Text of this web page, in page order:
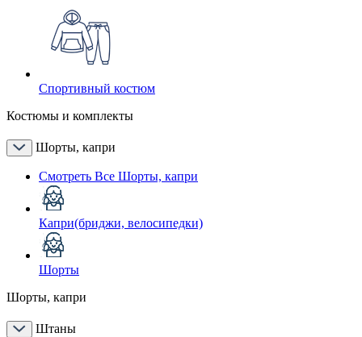
Спортивный костюм
Костюмы и комплекты
Шорты, капри
Смотреть Все Шорты, капри
Капри(бриджи, велосипедки)
Шорты
Шорты, капри
Штаны